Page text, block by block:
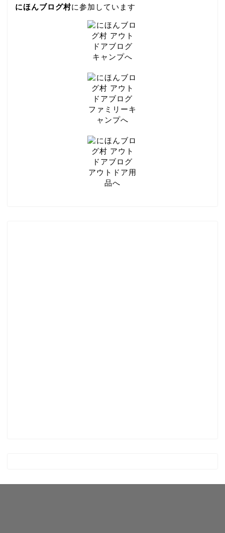
にほんブログ村に参加しています